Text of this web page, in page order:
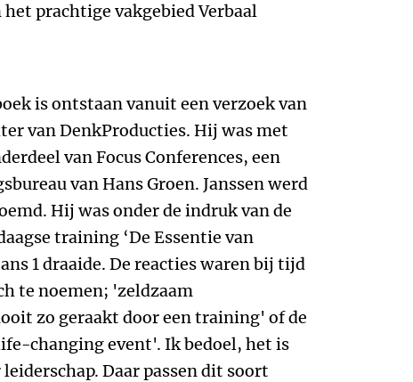
prachtige vakgebied Verbaal
is ontstaan vanuit een verzoek van
van DenkProducties. Hij was met
van Focus Conferences, een
van Hans Groen. Janssen werd
Hij was onder de indruk van de
training ‘De Essentie van
1 draaide. De reacties waren bij tijd
te noemen; 'zeldzaam
zo geraakt door een training' of de
changing event'. Ik bedoel, het is
Daar passen dit soort